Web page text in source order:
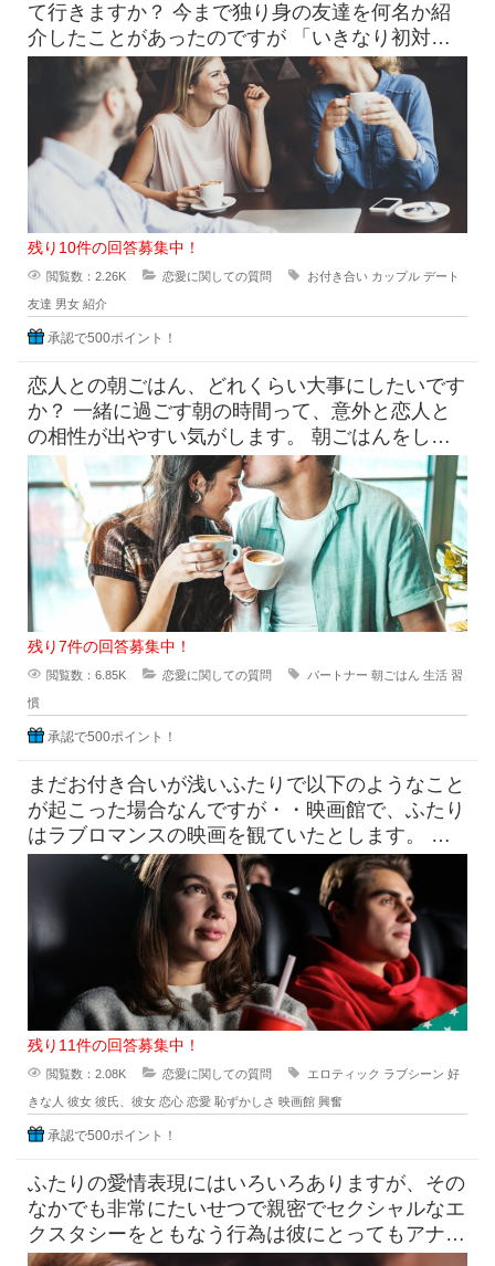
て行きますか？ 今まで独り身の友達を何名か紹
介したことがあったのですが 「いきなり初対面
同士2人で会うの緊張
残り10件の回答募集中！
閲覧数：2.26K 恋愛に関しての質問 お付き合い カップル デート
友達 男女 紹介
承認で500ポイント！
恋人との朝ごはん、どれくらい大事にしたいです
か？ 一緒に過ごす朝の時間って、意外と恋人と
の相性が出やすい気がします。 朝ごはんをしっ
かり食べたい派と、ギリギ
残り7件の回答募集中！
閲覧数：6.85K 恋愛に関しての質問 パートナー 朝ごはん 生活 習
慣
承認で500ポイント！
まだお付き合いが浅いふたりで以下のようなこと
が起こった場合なんですが・・映画館で、ふたり
はラブロマンスの映画を観ていたとします。 上
映中には思ったいじょうに激
残り11件の回答募集中！
閲覧数：2.08K 恋愛に関しての質問 エロティック ラブシーン 好
きな人 彼女 彼氏、彼女 恋心 恋愛 恥ずかしさ 映画館 興奮
承認で500ポイント！
ふたりの愛情表現にはいろいろありますが、その
なかでも非常にたいせつで親密でセクシャルなエ
クスタシーをともなう行為は彼にとってもアナタ
にとっても、相手への愛情を表